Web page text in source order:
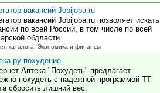
вакансий Jobijoba.ru
вакансий Jobijoba.ru позволяет искать
по всей России, в том числе по всей
обдласти.
каталога: Экономика и финансы
ру похудение
Аптека "Похудеть" предлагает
похудеть с надёжной программой ТТ
сбросить лишний вес.